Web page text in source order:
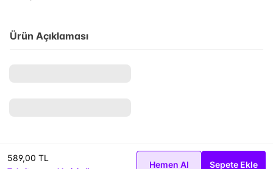
589,00 TL
Hemen Al Sepete Ekle
Ürün Açıklaması